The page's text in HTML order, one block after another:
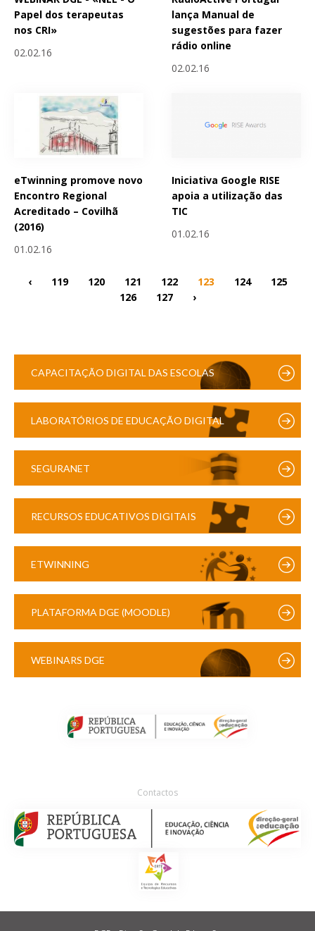
Papel dos terapeutas
nos CRI»
02.02.16
lança Manual de
sugestões para fazer
rádio online
02.02.16
eTwinning promove novo
Encontro Regional
Acreditado – Covilhã
(2016)
01.02.16
Iniciativa Google RISE
apoia a utilização das
TIC
01.02.16
‹ 119 120 121 122 123 124
125
126
127 ›
CAPACITAÇÃO DIGITAL DAS ESCOLAS
LABORATÓRIOS DE EDUCAÇÃO DIGITAL
SEGURANET
RECURSOS EDUCATIVOS DIGITAIS
ETWINNING
PLATAFORMA DGE (MOODLE)
WEBINARS DGE
Contactos